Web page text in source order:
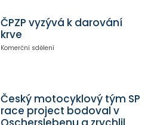
ČPZP vyzývá k darování
krve
Komerční sdělení
Český motocyklový tým SP
race project bodoval v